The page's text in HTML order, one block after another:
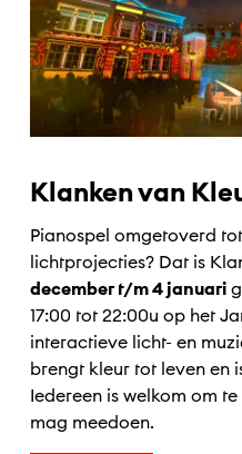
Klanken van
Pianospel omgetoverd
lichtprojecties? Dat is
december t/m 4 januari
17:00 tot 22:00u op het
interactieve licht- en
brengt kleur tot leven en
Iedereen is welkom om
mag meedoen.